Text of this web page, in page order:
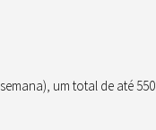
um total de até